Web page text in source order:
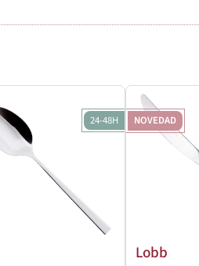
24-48H NOVEDAD
Lobb